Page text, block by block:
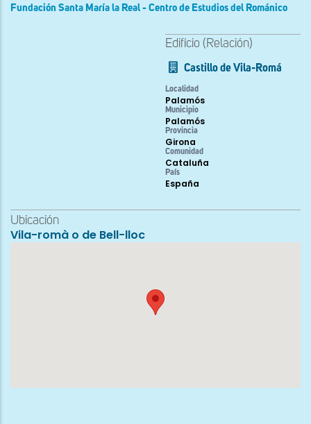
Fundación Santa María la Real - Centro de Estudios del Románico
Edificio (Relación)
Castillo de Vila-Romá
Localidad
Palamós
Municipio
Palamós
Provincia
Girona
Comunidad
Cataluña
País
España
Ubicación
Vila-romà o de Bell-lloc